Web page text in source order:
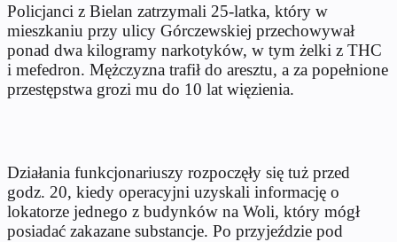
Policjanci z Bielan zatrzymali 25-latka, który w
mieszkaniu przy ulicy Górczewskiej przechowywał
ponad dwa kilogramy narkotyków, w tym żelki z THC
i mefedron. Mężczyzna trafił do aresztu, a za popełnione
przestępstwa grozi mu do 10 lat więzienia.
Działania funkcjonariuszy rozpoczęły się tuż przed
godz. 20, kiedy operacyjni uzyskali informację o
lokatorze jednego z budynków na Woli, który mógł
posiadać zakazane substancje. Po przyjeździe pod